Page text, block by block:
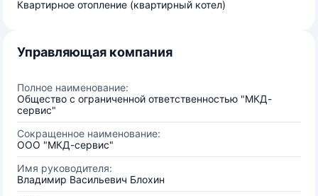
Квартирное отопление (квартирный котел)
Управляющая компания
Полное наименование:
Общество с ограниченной ответственностью "МКД-
сервис"
Сокращенное наименование:
ООО "МКД-сервис"
Имя руководителя:
Владимир Васильевич Блохин